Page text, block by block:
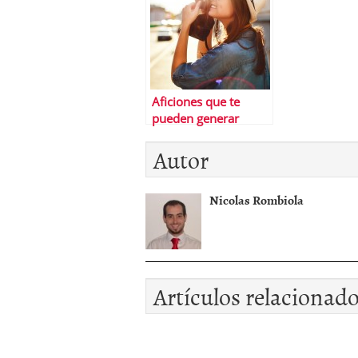
Aficiones que te
pueden generar
Autor
Nicolas Rombiola
Artículos